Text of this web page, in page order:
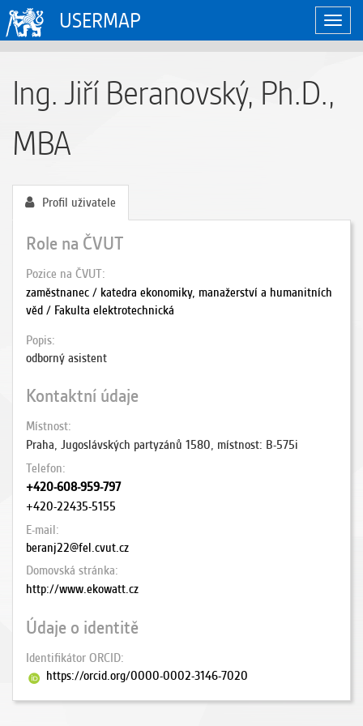
USERMAP
Ing. Jiří Beranovský, Ph.D.,
MBA
Profil uživatele
Role na ČVUT
Pozice na ČVUT
zaměstnanec / katedra ekonomiky, manažerství a humanitních
věd / Fakulta elektrotechnická
Popis
odborný asistent
Kontaktní údaje
Místnost
Praha, Jugoslávských partyzánů 1580, místnost: B-575i
Telefon
+420-608-959-797
+420-22435-5155
E-mail
beranj22@fel.cvut.cz
Domovská stránka
http://www.ekowatt.cz
Údaje o identitě
Identifikátor ORCID
https://orcid.org/0000-0002-3146-7020